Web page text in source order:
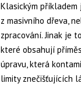
Klasickým
z masivního dřeva,
zpracování. Jinak je
které obsahují
úpravu, která
limity znečišťujících